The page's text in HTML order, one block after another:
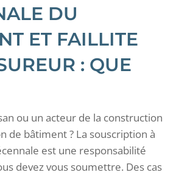
DU
ET FAILLITE
: QUE
ou un acteur de la construction
de bâtiment ? La souscription à
est une responsabilité
devez vous soumettre. Des cas